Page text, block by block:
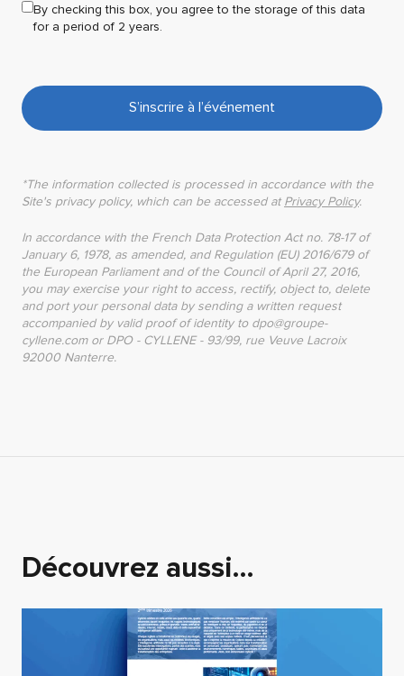
By checking this box, you agree to the storage of this data
for a period of 2 years.
S’inscrire à l’événement
*The information collected is processed in accordance with the
Site's privacy policy, which can be accessed at Privacy Policy.
In accordance with the French Data Protection Act no. 78-17 of
January 6, 1978, as amended, and Regulation (EU) 2016/679 of
the European Parliament and of the Council of April 27, 2016,
you may exercise your right to access, rectify, object to, delete
and port your personal data by sending a written request
accompanied by valid proof of identity to dpo@groupe-
cyllene.com or DPO - CYLLENE - 93/99, rue Veuve Lacroix
92000 Nanterre.
Découvrez aussi…